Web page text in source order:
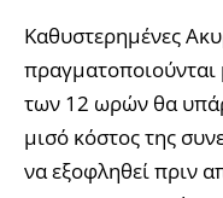
Καθυστερημένες
πραγματοποιούνται
των 12 ωρών θα
μισό κόστος της
να εξοφληθεί πριν